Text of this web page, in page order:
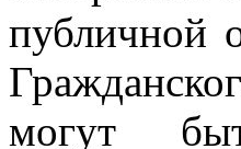
публичной
могут